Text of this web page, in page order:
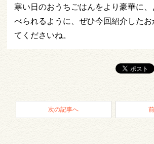
寒い日のおうちごはんをより豪華に
べられるように、ぜひ今回紹介した
てくださいね。
次の記事へ